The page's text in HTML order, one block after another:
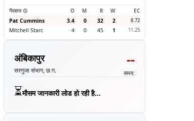
गेंदबाज 🥎 O M R W
EC
Pat Cummins
3.4 0 32 2 8.72
Mitchell Starc 4 0 45 1 11.25
अंबिकापुर
सरगुजा संभाग, छ.ग.
--
समय:
⏳मौसम जानकारी लोड हो रही है...